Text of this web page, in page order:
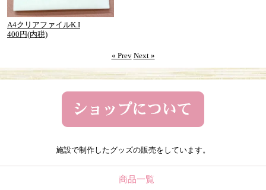
A4クリアファイルK.I
400円(内税)
« Prev Next »
施設で制作したグッズの販売をしています。
商品一覧